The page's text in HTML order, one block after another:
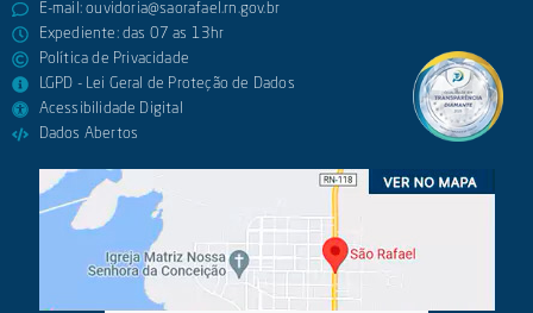
E-mail:ouvidoria@saorafael.rn.gov.br
Expediente: das 07 as 13hr
Política de Privacidade
LGPD - Lei Geral de Proteção de Dados
Acessibilidade Digital
Dados Abertos